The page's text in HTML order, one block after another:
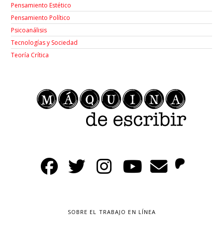
Pensamiento Estético
Pensamiento Político
Psicoanálisis
Tecnologías y Sociedad
Teoría Crítica
SOBRE EL TRABAJO EN LÍNEA